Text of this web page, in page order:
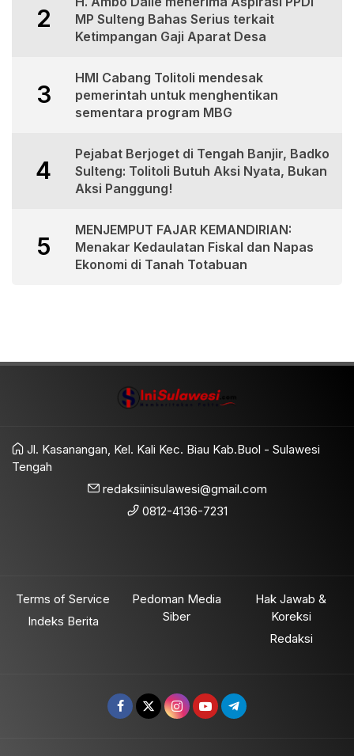
2
MP Sulteng Bahas Serius terkait
Ketimpangan Gaji Aparat Desa
3
HMI Cabang Tolitoli mendesak
pemerintah untuk menghentikan
sementara program MBG
4
Pejabat Berjoget di Tengah Banjir, Badko
Sulteng: Tolitoli Butuh Aksi Nyata, Bukan
Aksi Panggung!
5
MENJEMPUT FAJAR KEMANDIRIAN:
Menakar Kedaulatan Fiskal dan Napas
Ekonomi di Tanah Totabuan
Jl. Kasanangan, Kel. Kali Kec. Biau Kab.Buol - Sulawesi
Tengah
redaksiinisulawesi@gmail.com
0812-4136-7231
Terms of Service
Indeks Berita
Pedoman Media
Siber
Hak Jawab &
Koreksi
Redaksi